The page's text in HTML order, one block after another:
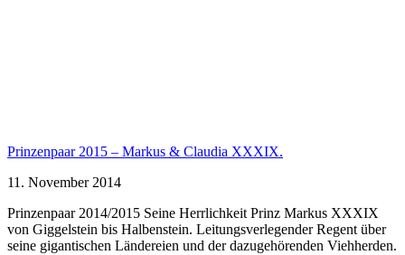
Prinzenpaar 2015 – Markus & Claudia XXXIX.
11. November 2014
Prinzenpaar 2014/2015 Seine Herrlichkeit Prinz Markus XXXIX
von Giggelstein bis Halbenstein. Leitungsverlegender Regent über
seine gigantischen Ländereien und der dazugehörenden Viehherden.